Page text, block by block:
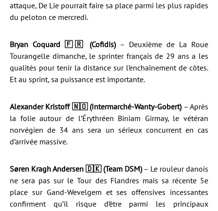
attaque, De Lie pourrait faire sa place parmi les plus rapides
du peloton ce mercredi.
Bryan Coquard 🇫🇷 (Cofidis)– Deuxième de La Roue
Tourangelle dimanche, le sprinter français de 29 ans a les
qualités pour tenir la distance sur l’enchaînement de côtes.
Et au sprint, sa puissance est importante.
Alexander Kristoff 🇳🇴 (Intermarché-Wanty-Gobert)– Après
la folie autour de l’Érythréen Biniam Girmay, le vétéran
norvégien de 34 ans sera un sérieux concurrent en cas
d’arrivée massive.
Søren Kragh Andersen 🇩🇰 (Team DSM)– Le rouleur danois
ne sera pas sur le Tour des Flandres mais sa récente 5e
place sur Gand-Wevelgem et ses offensives incessantes
confirment qu’il risque d’être parmi les principaux